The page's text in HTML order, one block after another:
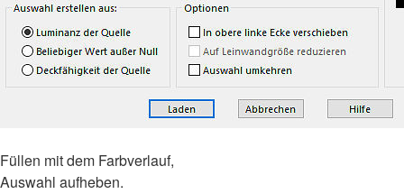
Füllen mit dem Farbverlauf,
Auswahl aufheben.